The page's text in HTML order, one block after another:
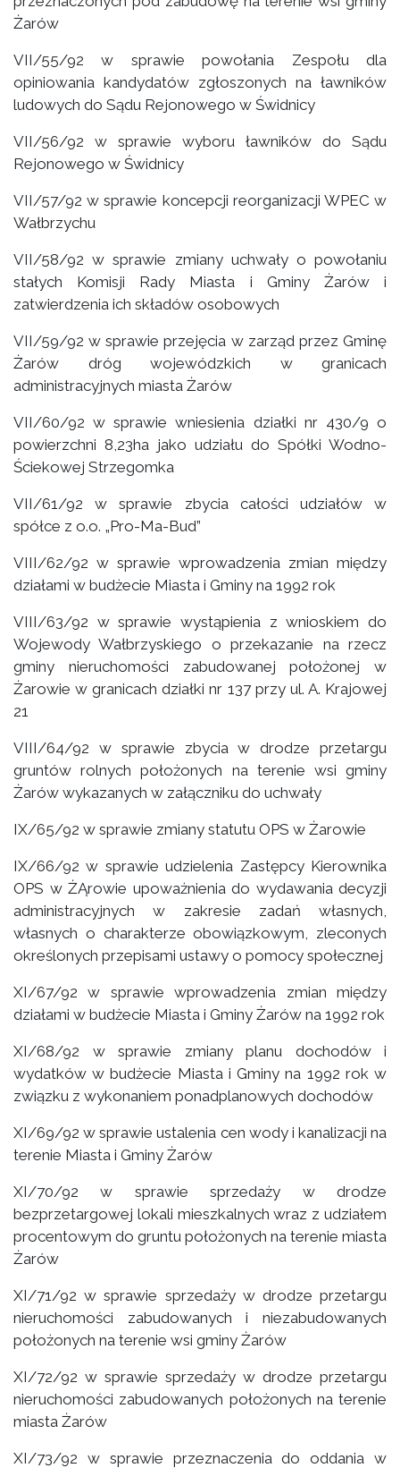
Żarów
VII/55/92 w sprawie powołania Zespołu dla
opiniowania kandydatów zgłoszonych na ławników
ludowych do Sądu Rejonowego w Świdnicy
VII/56/92 w sprawie wyboru ławników do Sądu
Rejonowego w Świdnicy
VII/57/92 w sprawie koncepcji reorganizacji WPEC w
Wałbrzychu
VII/58/92 w sprawie zmiany uchwały o powołaniu
stałych Komisji Rady Miasta i Gminy Żarów i
zatwierdzenia ich składów osobowych
VII/59/92 w sprawie przejęcia w zarząd przez Gminę
Żarów dróg wojewódzkich w granicach
administracyjnych miasta Żarów
VII/60/92 w sprawie wniesienia działki nr 430/9 o
powierzchni 8,23ha jako udziału do Spółki Wodno-
Ściekowej Strzegomka
VII/61/92 w sprawie zbycia całości udziałów w
spółce z o.o. „Pro-Ma-Bud”
VIII/62/92 w sprawie wprowadzenia zmian między
działami w budżecie Miasta i Gminy na 1992 rok
VIII/63/92 w sprawie wystąpienia z wnioskiem do
Wojewody Wałbrzyskiego o przekazanie na rzecz
gminy nieruchomości zabudowanej położonej w
Żarowie w granicach działki nr 137 przy ul. A. Krajowej
21
VIII/64/92 w sprawie zbycia w drodze przetargu
gruntów rolnych położonych na terenie wsi gminy
Żarów wykazanych w załączniku do uchwały
IX/65/92 w sprawie zmiany statutu OPS w Żarowie
IX/66/92 w sprawie udzielenia Zastępcy Kierownika
OPS w ŻĄrowie upoważnienia do wydawania decyzji
administracyjnych w zakresie zadań własnych,
własnych o charakterze obowiązkowym, zleconych
określonych przepisami ustawy o pomocy społecznej
XI/67/92 w sprawie wprowadzenia zmian między
działami w budżecie Miasta i Gminy Żarów na 1992 rok
XI/68/92 w sprawie zmiany planu dochodów i
wydatków w budżecie Miasta i Gminy na 1992 rok w
związku z wykonaniem ponadplanowych dochodów
XI/69/92 w sprawie ustalenia cen wody i kanalizacji na
terenie Miasta i Gminy Żarów
XI/70/92 w sprawie sprzedaży w drodze
bezprzetargowej lokali mieszkalnych wraz z udziałem
procentowym do gruntu położonych na terenie miasta
Żarów
XI/71/92 w sprawie sprzedaży w drodze przetargu
nieruchomości zabudowanych i niezabudowanych
położonych na terenie wsi gminy Żarów
XI/72/92 w sprawie sprzedaży w drodze przetargu
nieruchomości zabudowanych położonych na terenie
miasta Żarów
XI/73/92 w sprawie przeznaczenia do oddania w